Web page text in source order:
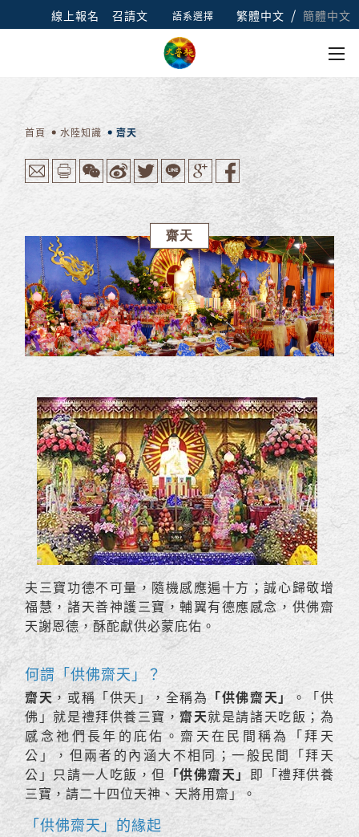
線上報名 召請文 語系選擇 繁體中文 / 簡體中文
首頁 水陸知識 齋天
齋天
夫三寶功德不可量，隨機感應遍十方；誠心歸敬增
福慧，諸天善神護三寶，輔翼有德應感念，供佛齋
天謝恩德，酥酡獻供必蒙庇佑。
何謂「供佛齋天」？
齋天，或稱「供天」，全稱為「供佛齋天」 。「供
佛」就是禮拜供養三寶，齋天就是請諸天吃飯；為
感念祂們長年的庇佑。齋天在民間稱為「拜天
公」，但兩者的內涵大不相同；一般民間「拜天
公」只請一人吃飯，但 「供佛齋天」 即「禮拜供養
三寶，請二十四位天神、天將用齋」。
「供佛齋天」的緣起